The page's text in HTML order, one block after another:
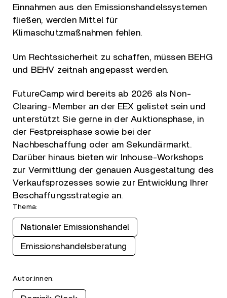
Einnahmen aus den Emissionshandelssystemen
fließen, werden Mittel für
Klimaschutzmaßnahmen fehlen.
Um Rechtssicherheit zu schaffen, müssen BEHG
und BEHV zeitnah angepasst werden.
FutureCamp wird bereits ab 2026 als Non-
Clearing-Member an der EEX gelistet sein und
unterstützt Sie gerne in der Auktionsphase, in
der Festpreisphase sowie bei der
Nachbeschaffung oder am Sekundärmarkt.
Darüber hinaus bieten wir Inhouse-Workshops
zur Vermittlung der genauen Ausgestaltung des
Verkaufsprozesses sowie zur Entwicklung Ihrer
Beschaffungsstrategie an.
Thema:
Nationaler Emissionshandel
Emissionshandelsberatung
Autor:innen: